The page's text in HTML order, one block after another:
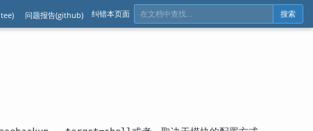
问题报告(github) 纠错本页面 搜索